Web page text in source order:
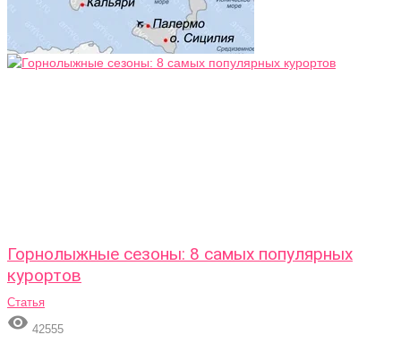
Горнолыжные сезоны: 8 самых популярных
курортов
Статья
 42555